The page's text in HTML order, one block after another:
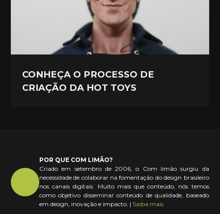
CONHEÇA O PROCESSO DE
CRIAÇÃO DA HOT TOYS
POR QUE COM LIMÃO?
Criado em setembro de 2006, o Com limão surgiu da
necessidade de colaborar na fomentação do design brasileiro
nos canais digitais. Muito mais que conteúdo, nós temos
como objetivo disseminar conteúdo de qualidade, baseado
em design, inovação e impacto. | Saiba mais